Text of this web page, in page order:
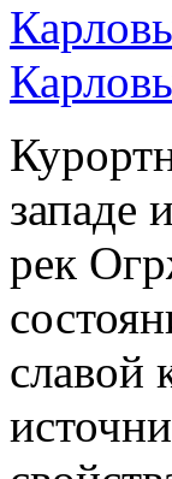
западе
рек
славой